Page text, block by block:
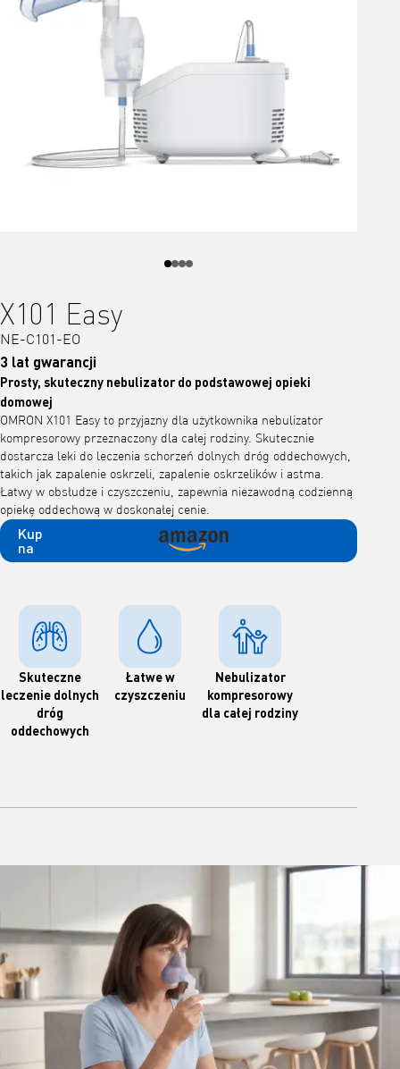
X101 Easy
NE-C101-EO
3 lat gwarancji
Prosty, skuteczny nebulizator do podstawowej opieki
domowej
OMRON X101 Easy to przyjazny dla użytkownika nebulizator
kompresorowy przeznaczony dla całej rodziny. Skutecznie
dostarcza leki do leczenia schorzeń dolnych dróg oddechowych,
takich jak zapalenie oskrzeli, zapalenie oskrzelików i astma.
Łatwy w obsłudze i czyszczeniu, zapewnia niezawodną codzienną
opiekę oddechową w doskonałej cenie.
Kup
na
Skuteczne
leczenie dolnych
dróg
oddechowych
Łatwe w
czyszczeniu
Nebulizator
kompresorowy
dla całej rodziny